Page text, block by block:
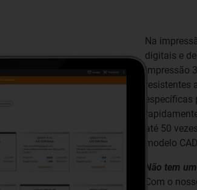
Na
digitais e
impressão
até 50
modelo
Não tem
Com o